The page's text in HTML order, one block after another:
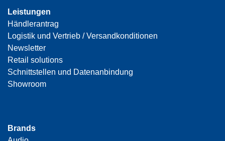
Leistungen
Händlerantrag
Logistik und Vertrieb / Versandkonditionen
Newsletter
Retail solutions
Schnittstellen und Datenanbindung
Showroom
Brands